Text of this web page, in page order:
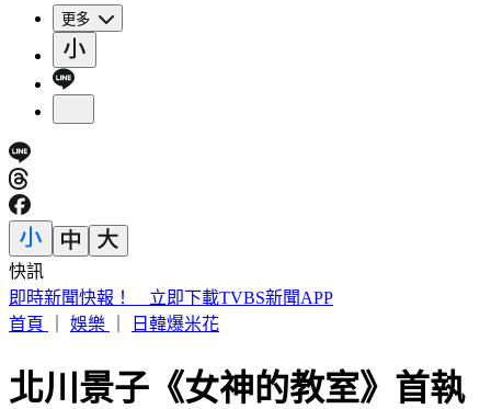
更多
快訊
網購別再亂丟！環保局示警「9包裝」禁回收 6000元慘噴飛
首頁
娛樂 日韓爆米花
北川景子《女神的教室》首執